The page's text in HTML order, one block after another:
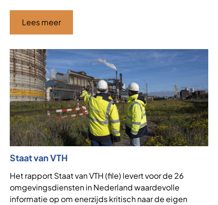
Lees meer
Staat van VTH
Het rapport Staat van VTH (file) levert voor de 26
omgevingsdiensten in Nederland waardevolle
informatie op om enerzijds kritisch naar de eigen